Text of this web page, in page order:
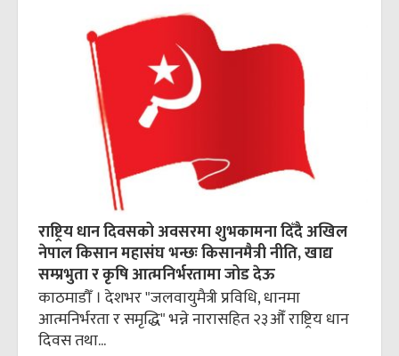
राष्ट्रिय धान दिवसको अवसरमा शुभकामना दिँदै अखिल
नेपाल किसान महासंघ भन्छः किसानमैत्री नीति, खाद्य
सम्प्रभुता र कृषि आत्मनिर्भरतामा जोड देऊ
काठमाडौँ । देशभर "जलवायुमैत्री प्रविधि, धानमा
आत्मनिर्भरता र समृद्धि" भन्ने नारासहित २३औँ राष्ट्रिय धान
दिवस तथा...